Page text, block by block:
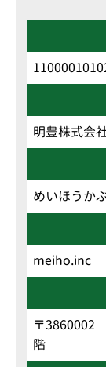
明豊株式会
めいほうか
meiho.inc
〒3860002
階